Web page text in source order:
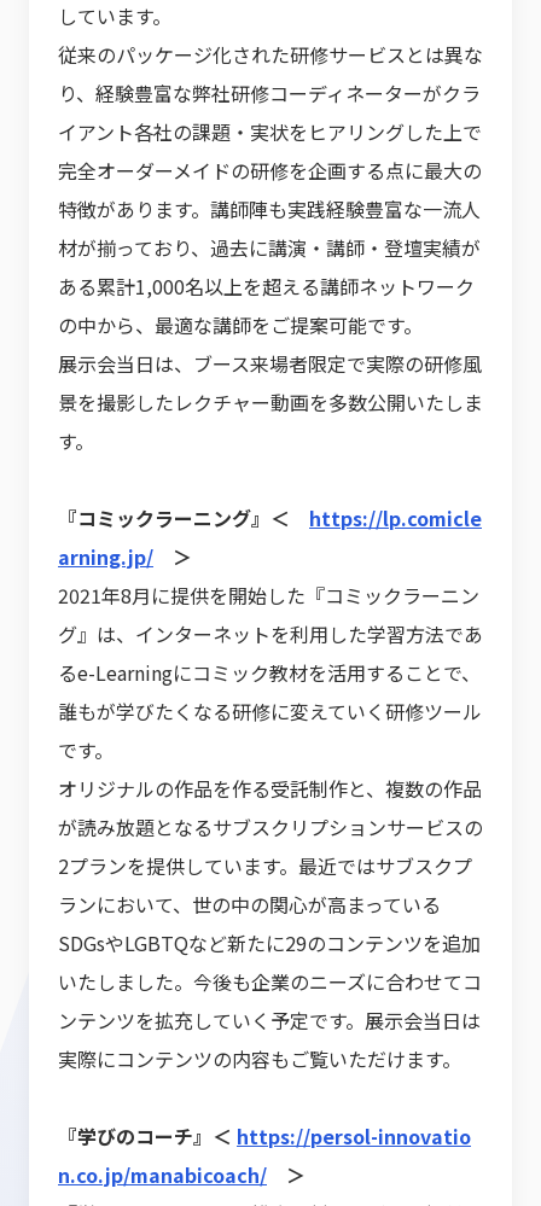
しています。
従来のパッケージ化された研修サービスとは異な
り、経験豊富な弊社研修コーディネーターがクラ
イアント各社の課題・実状をヒアリングした上で
完全オーダーメイドの研修を企画する点に最大の
特徴があります。講師陣も実践経験豊富な一流人
材が揃っており、過去に講演・講師・登壇実績が
ある累計1,000名以上を超える講師ネットワーク
の中から、最適な講師をご提案可能です。
展示会当日は、ブース来場者限定で実際の研修風
景を撮影したレクチャー動画を多数公開いたしま
す。
『コミックラーニング』＜ https://lp.comicle
arning.jp/ ＞
2021年8月に提供を開始した『コミックラーニン
グ』は、インターネットを利用した学習方法であ
るe-Learningにコミック教材を活用することで、
誰もが学びたくなる研修に変えていく研修ツール
です。
オリジナルの作品を作る受託制作と、複数の作品
が読み放題となるサブスクリプションサービスの
2プランを提供しています。最近ではサブスクプ
ランにおいて、世の中の関心が高まっている
SDGsやLGBTQなど新たに29のコンテンツを追加
いたしました。今後も企業のニーズに合わせてコ
ンテンツを拡充していく予定です。展示会当日は
実際にコンテンツの内容もご覧いただけます。
『学びのコーチ』＜ https://persol-innovatio
n.co.jp/manabicoach/ ＞